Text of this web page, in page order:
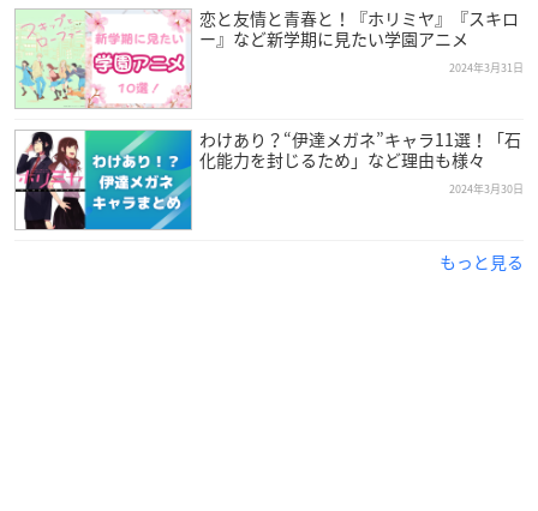
恋と友情と青春と！『ホリミヤ』『スキロ
ー』など新学期に見たい学園アニメ
2024年3月31日
わけあり？“伊達メガネ”キャラ11選！「石
化能力を封じるため」など理由も様々
2024年3月30日
もっと見る